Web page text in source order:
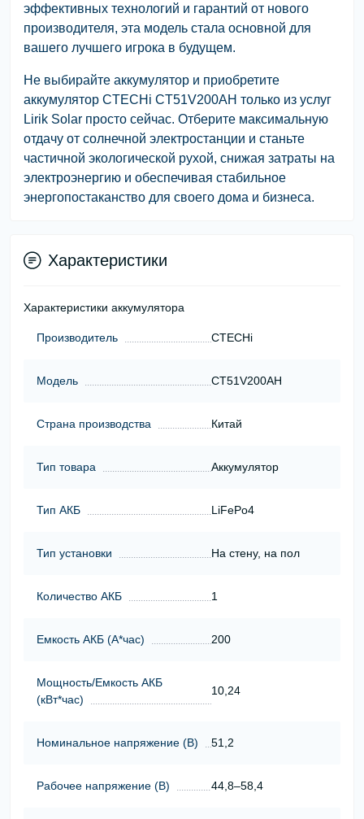
эффективных технологий и гарантий от нового
производителя, эта модель стала основной для
вашего лучшего игрока в будущем.
Не выбирайте аккумулятор и приобретите
аккумулятор CTECHi CT51V200AH только из услуг
Lirik Solar просто сейчас. Отберите максимальную
отдачу от солнечной электростанции и станьте
частичной экологической рухой, снижая затраты на
электроэнергию и обеспечивая стабильное
энергопостаканство для своего дома и бизнеса.
Характеристики
Характеристики аккумулятора
Производитель CTECHi
Модель CT51V200AH
Страна производства Китай
Тип товара Аккумулятор
Тип АКБ LiFePo4
Тип установки На стену, на пол
Количество АКБ 1
Емкость АКБ (А*час) 200
Мощность/Емкость АКБ
(кВт*час)
10,24
Номинальное напряжение (В) 51,2
Рабочее напряжение (В) 44,8–58,4